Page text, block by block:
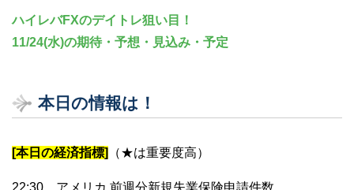
ハイレバFXのデイトレ狙い目！
11/24(水)の期待・予想・見込み・予定
本日の情報は！
[本日の経済指標] （★は重要度高）
22:30 アメリカ 前週分新規失業保険申請件数